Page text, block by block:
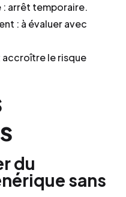
arrêt temporaire.
: à évaluer avec
accroître le risque
du
sans